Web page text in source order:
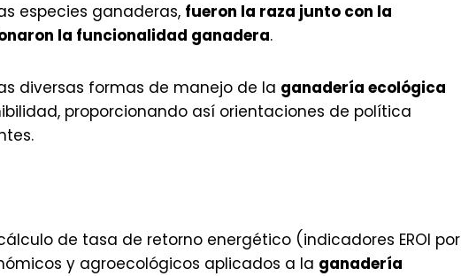
especies ganaderas, fueron la raza junto con la
la funcionalidad ganadera.
diversas formas de manejo de la ganadería ecológica
proporcionando así orientaciones de política
de tasa de retorno energético (indicadores EROI por
y agroecológicos aplicados a la ganadería